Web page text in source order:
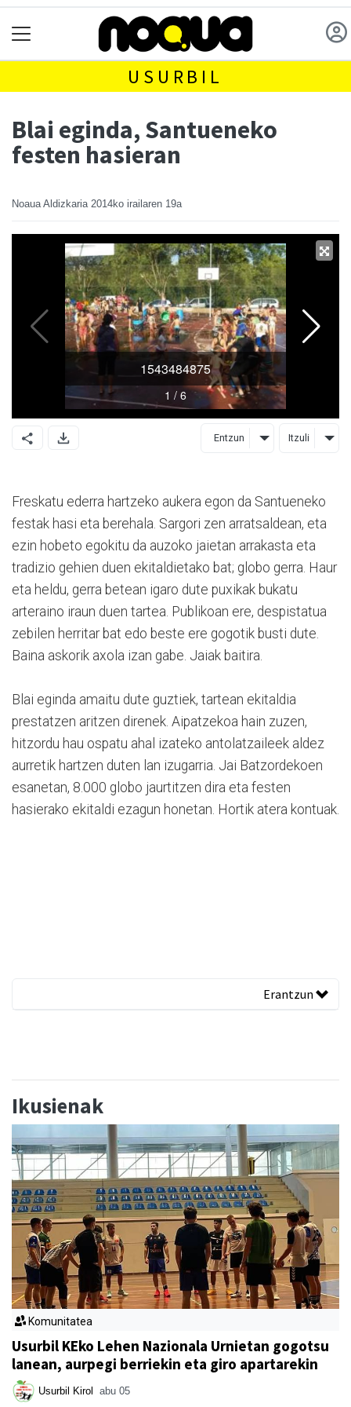
USURBIL
Blai eginda, Santueneko
festen hasieran
Noaua Aldizkaria 2014ko irailaren 19a
Entzun Itzuli
Freskatu ederra hartzeko aukera egon da Santueneko
festak hasi eta berehala. Sargori zen arratsaldean, eta
ezin hobeto egokitu da auzoko jaietan arrakasta eta
tradizio gehien duen ekitaldietako bat; globo gerra. Haur
eta heldu, gerra betean igaro dute puxikak bukatu
arteraino iraun duen tartea. Publikoan ere, despistatua
zebilen herritar bat edo beste ere gogotik busti dute.
Baina askorik axola izan gabe. Jaiak baitira.
Blai eginda amaitu dute guztiek, tartean ekitaldia
prestatzen aritzen direnek. Aipatzekoa hain zuzen,
hitzordu hau ospatu ahal izateko antolatzaileek aldez
aurretik hartzen duten lan izugarria. Jai Batzordekoen
esanetan, 8.000 globo jaurtitzen dira eta festen
hasierako ekitaldi ezagun honetan. Hortik atera kontuak.
Erantzun
Ikusienak
Komunitatea
Usurbil KEko Lehen Nazionala Urnietan gogotsu
lanean, aurpegi berriekin eta giro apartarekin
Usurbil Kirol abu 05